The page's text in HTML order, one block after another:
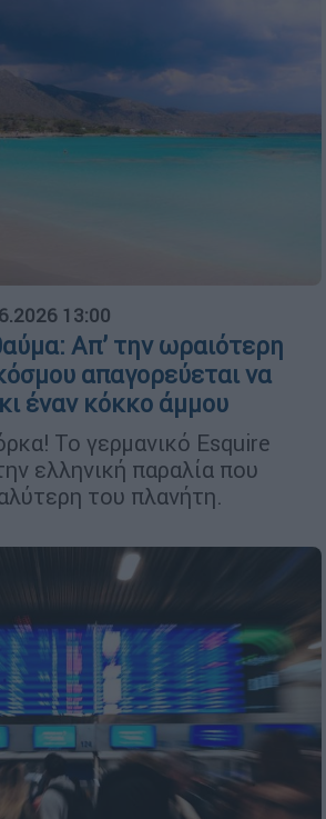
13:00
Απ’ την ωραιότερη
απαγορεύεται να
έναν κόκκο άμμου
Το γερμανικό Esquire
ελληνική παραλία που
του πλανήτη.